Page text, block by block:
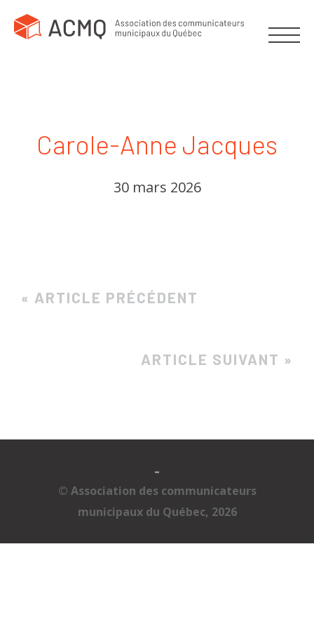
Carole-Anne Jacques
30 mars 2026
« ARTICLE PRÉCÉDENT
ARTICLE SUIVANT »
-
© Association des communicateurs
municipaux du Québec, 2026